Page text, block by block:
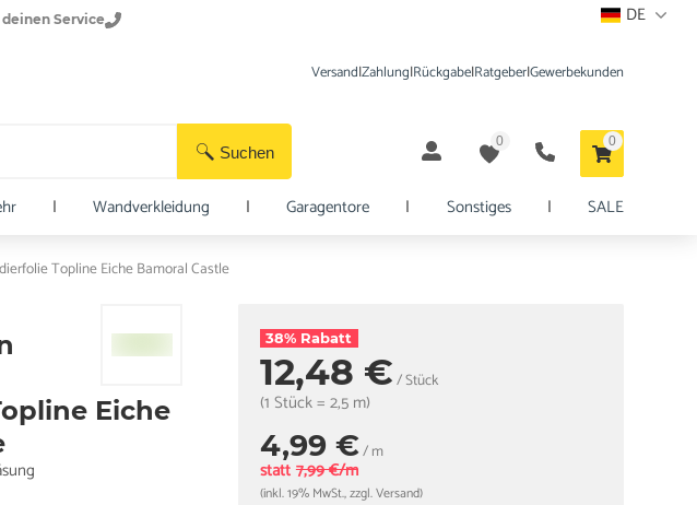
Service DE
Suchen
Versand|Zahlung|Rückgabe|Ratgeber|Gewerbekunden
0 0
| Wandverkleidung | Garagentore | Sonstiges | SALE
Topline Eiche Bamoral Castle
Eiche
38% Rabatt
12,48 €/ Stück
(1 Stück = 2,5 m)
4,99 €/ m
statt 7,99 €/m
(inkl. 19% MwSt., zzgl. Versand)